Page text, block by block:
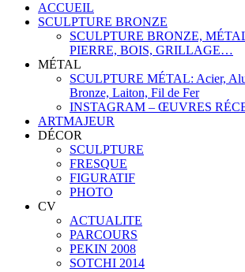
ACCUEIL
SCULPTURE BRONZE
SCULPTURE BRONZE,
PIERRE, BOIS, GRILLAGE…
MÉTAL
SCULPTURE MÉTAL: Acier,
Bronze, Laiton, Fil de Fer
INSTAGRAM – ŒUVRES
ARTMAJEUR
DÉCOR
SCULPTURE
FRESQUE
FIGURATIF
PHOTO
CV
ACTUALITE
PARCOURS
PEKIN 2008
SOTCHI 2014